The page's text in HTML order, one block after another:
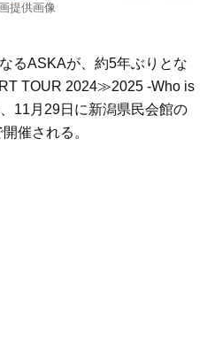
提供画像
るASKAが、約5年ぶりとな
TOUR 2024≫2025 -Who is
11月29日に新潟県民会館の
催される。